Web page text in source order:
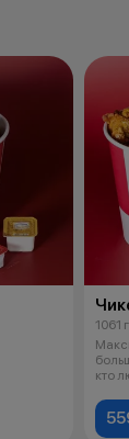
1061 г
кто